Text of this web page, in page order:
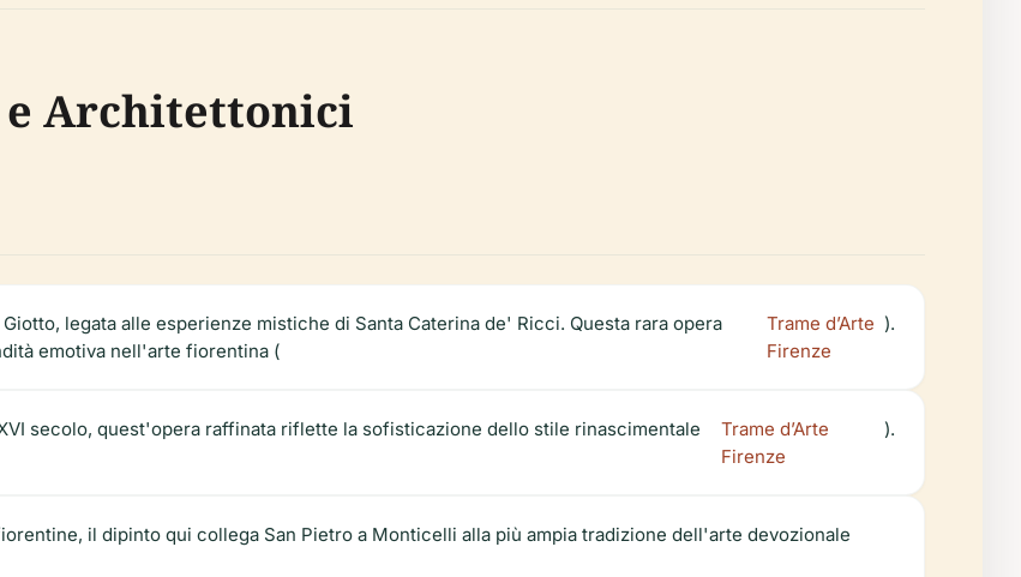
Architettonici
legata alle esperienze mistiche di Santa Caterina de' Ricci. Questa rara opera
emotiva nell'arte fiorentina (
Trame d’Arte
Firenze
).
secolo, quest'opera raffinata riflette la sofisticazione dello stile rinascimentale
Trame d’Arte
Firenze
).
il dipinto qui collega San Pietro a Monticelli alla più ampia tradizione dell'arte devozionale